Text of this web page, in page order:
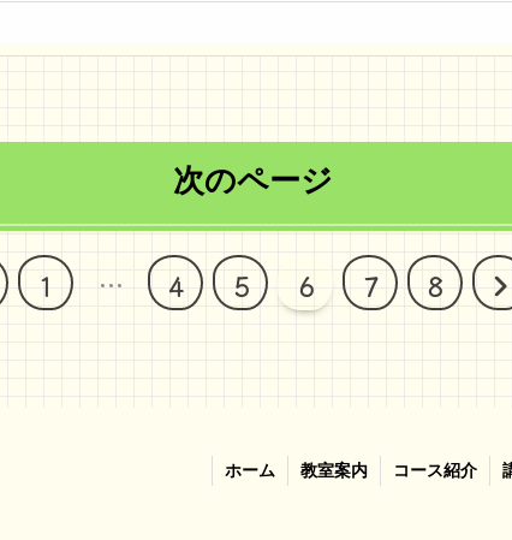
次のページ
1 … 4 5 6 7 8
次
ホーム 教室案内 コース紹介